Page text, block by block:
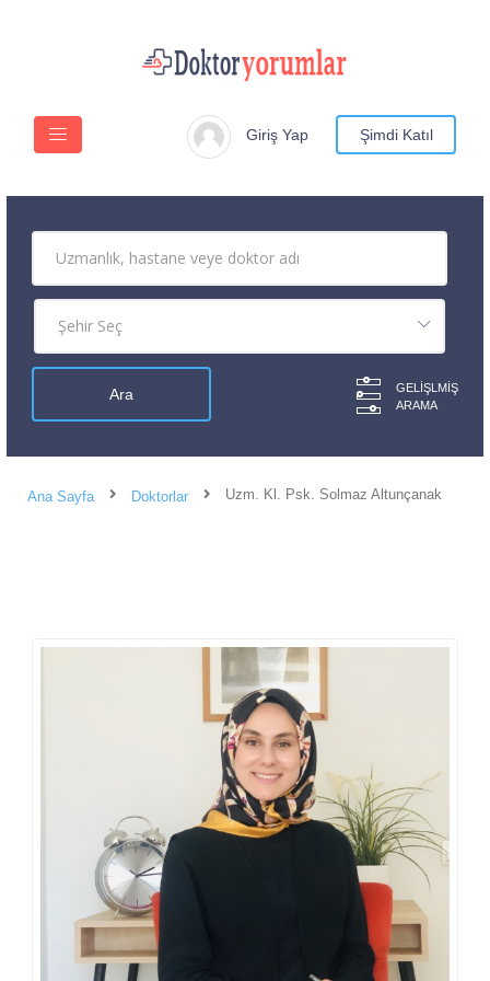
Giriş Yap Şimdi Katıl
GELIŞLMIŞ
ARAMA
Ana Sayfa Doktorlar Uzm. Kl. Psk. Solmaz Altunçanak